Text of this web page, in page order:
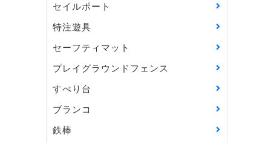
セイルポート
特注遊具
セーフティマット
プレイグラウンドフェンス
すべり台
ブランコ
鉄棒